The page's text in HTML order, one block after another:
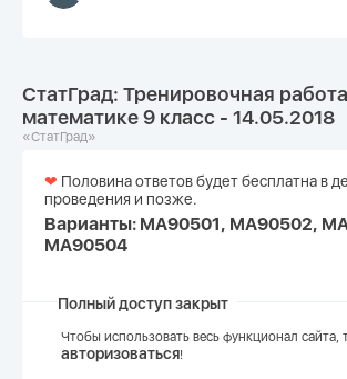
СтатГрад: Тренировочная
математике 9 класс - 14.05.2018
«СтатГрад»
❤ Половина ответов будет бесплатна в
проведения и позже.
Варианты: МА90501, МА90502,
МА90504
Полный доступ закрыт
Чтобы использовать весь функционал сайта,
авторизоваться!